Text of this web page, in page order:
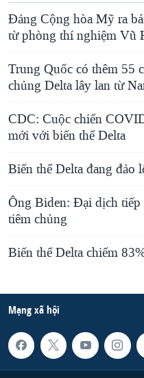
Đảng Cộng hòa Mỹ ra
từ phòng thí nghiệm Vũ
Trung Quốc có thêm 55
chủng Delta lây lan từ
CDC: Cuộc chiến
mới với biến thể Delta
Biến thể Delta đang đảo
Ông Biden: Đại dịch
tiêm chủng
Biến thể Delta chiếm
Mạng xã hội